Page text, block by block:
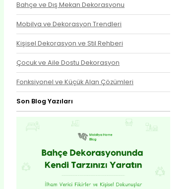
Bahçe ve Dış Mekan Dekorasyonu
Mobilya ve Dekorasyon Trendleri
Kişisel Dekorasyon ve Stil Rehberi
Çocuk ve Aile Dostu Dekorasyon
Fonksiyonel ve Küçük Alan Çözümleri
Son Blog Yazıları